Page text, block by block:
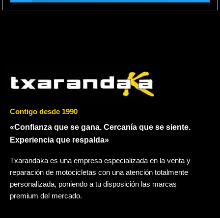
Contigo desde 1990
«Confianza que se gana. Cercanía que se siente.
Experiencia que respalda»
Txarandaka es una empresa especializada en la venta y
reparación de motocicletas con una atención totalmente
personalizada, poniendo a tu disposición las marcas
premium del mercado.